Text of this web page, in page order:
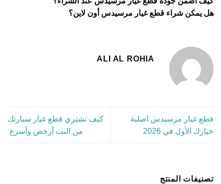
هل يمكن شراء قطع غيار مرسيدس أون لاين؟
ALI AL ROHIA
قطع غيار مرسيدس اصلية
خيارك الأول في 2026
كيف تشتري قطع غيار سيارتك
من النت أرخص وأسرع
تصنيفات المنتج